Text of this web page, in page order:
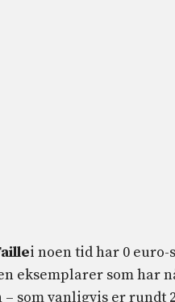
i noen tid har 0 euro-
eksemplarer som har
som vanligvis er rundt